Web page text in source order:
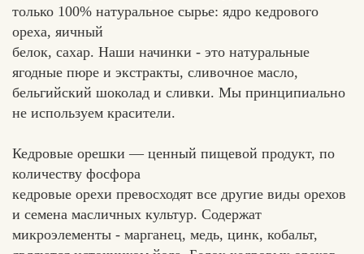
только 100% натуральное сырье: ядро кедрового
ореха, яичный
белок, сахар. Наши начинки - это натуральные
ягодные пюре и экстракты, сливочное масло,
бельгийский шоколад и сливки. Мы принципиально
не используем красители.
Кедровые орешки — ценный пищевой продукт, по
количеству фосфора
кедровые орехи превосходят все другие виды орехов
и семена масличных культур. Содержат
микроэлементы - марганец, медь, цинк, кобальт,